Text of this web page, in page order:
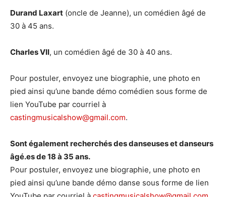
Durand Laxart (oncle de Jeanne), un comédien âgé de
30 à 45 ans.
Charles VII, un comédien âgé de 30 à 40 ans.
Pour postuler, envoyez une biographie, une photo en
pied ainsi qu’une bande démo comédien sous forme de
lien YouTube par courriel à
castingmusicalshow@gmail.com.
Sont également recherchés des danseuses et danseurs
âgé.es de 18 à 35 ans.
Pour postuler, envoyez une biographie, une photo en
pied ainsi qu’une bande démo danse sous forme de lien